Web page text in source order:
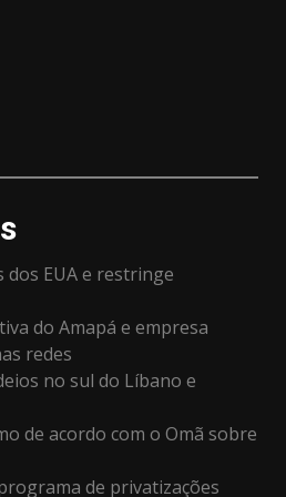
dos EUA e restringe
do Amapá e empresa
redes
no sul do Líbano e
de acordo com o Omã sobre
de privatizações